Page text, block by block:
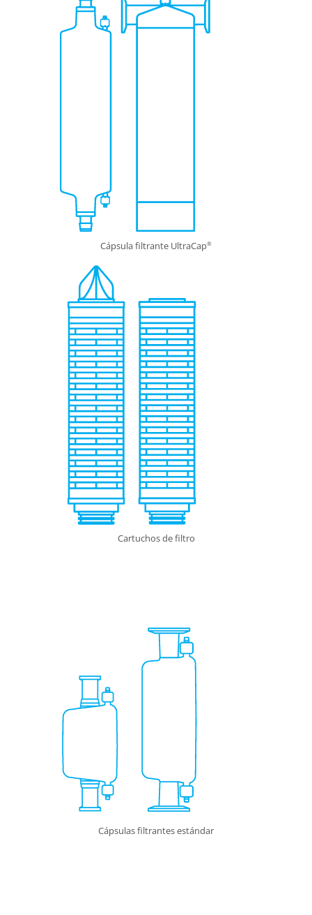
Cápsula filtrante UltraCap®
Cartuchos de filtro
Cápsulas filtrantes estándar